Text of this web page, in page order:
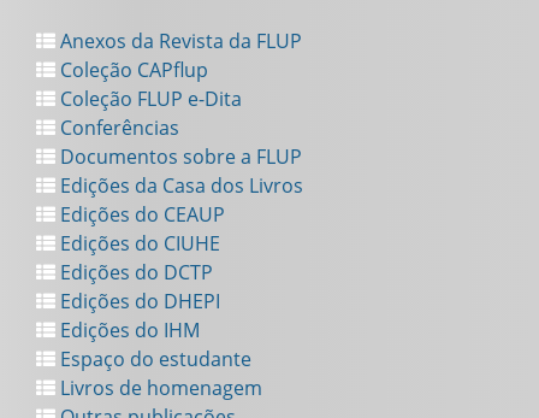
Anexos da Revista da FLUP
Coleção CAPflup
Coleção FLUP e-Dita
Conferências
Documentos sobre a FLUP
Edições da Casa dos Livros
Edições do CEAUP
Edições do CIUHE
Edições do DCTP
Edições do DHEPI
Edições do IHM
Espaço do estudante
Livros de homenagem